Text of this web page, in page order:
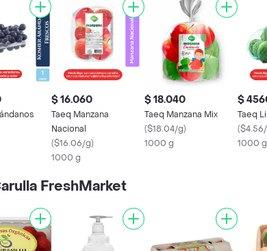
$ 16.060
Taeq Manzana
Nacional
($16.06/g)
1000 g
$ 18.040
Taeq Manzana Mix
($18.04/g)
1000 g
$
Taeq
(
1000 g
FreshMarket